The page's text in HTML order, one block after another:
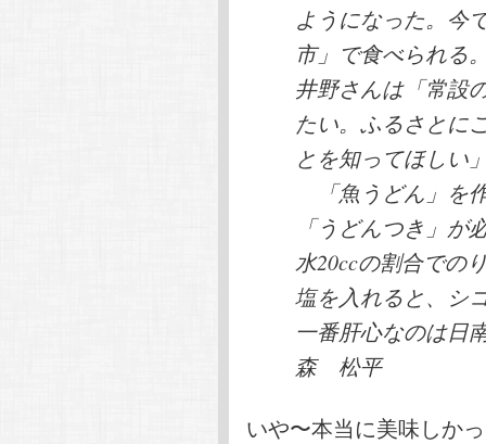
ようになった。今
市」で食べられる
井野さんは「常設
たい。ふるさとに
とを知ってほしい
「魚うどん」を
「うどんつき」が
水20ccの割合での
塩を入れると、シ
一番肝心なのは日
森 松平
いや〜本当に美味しか